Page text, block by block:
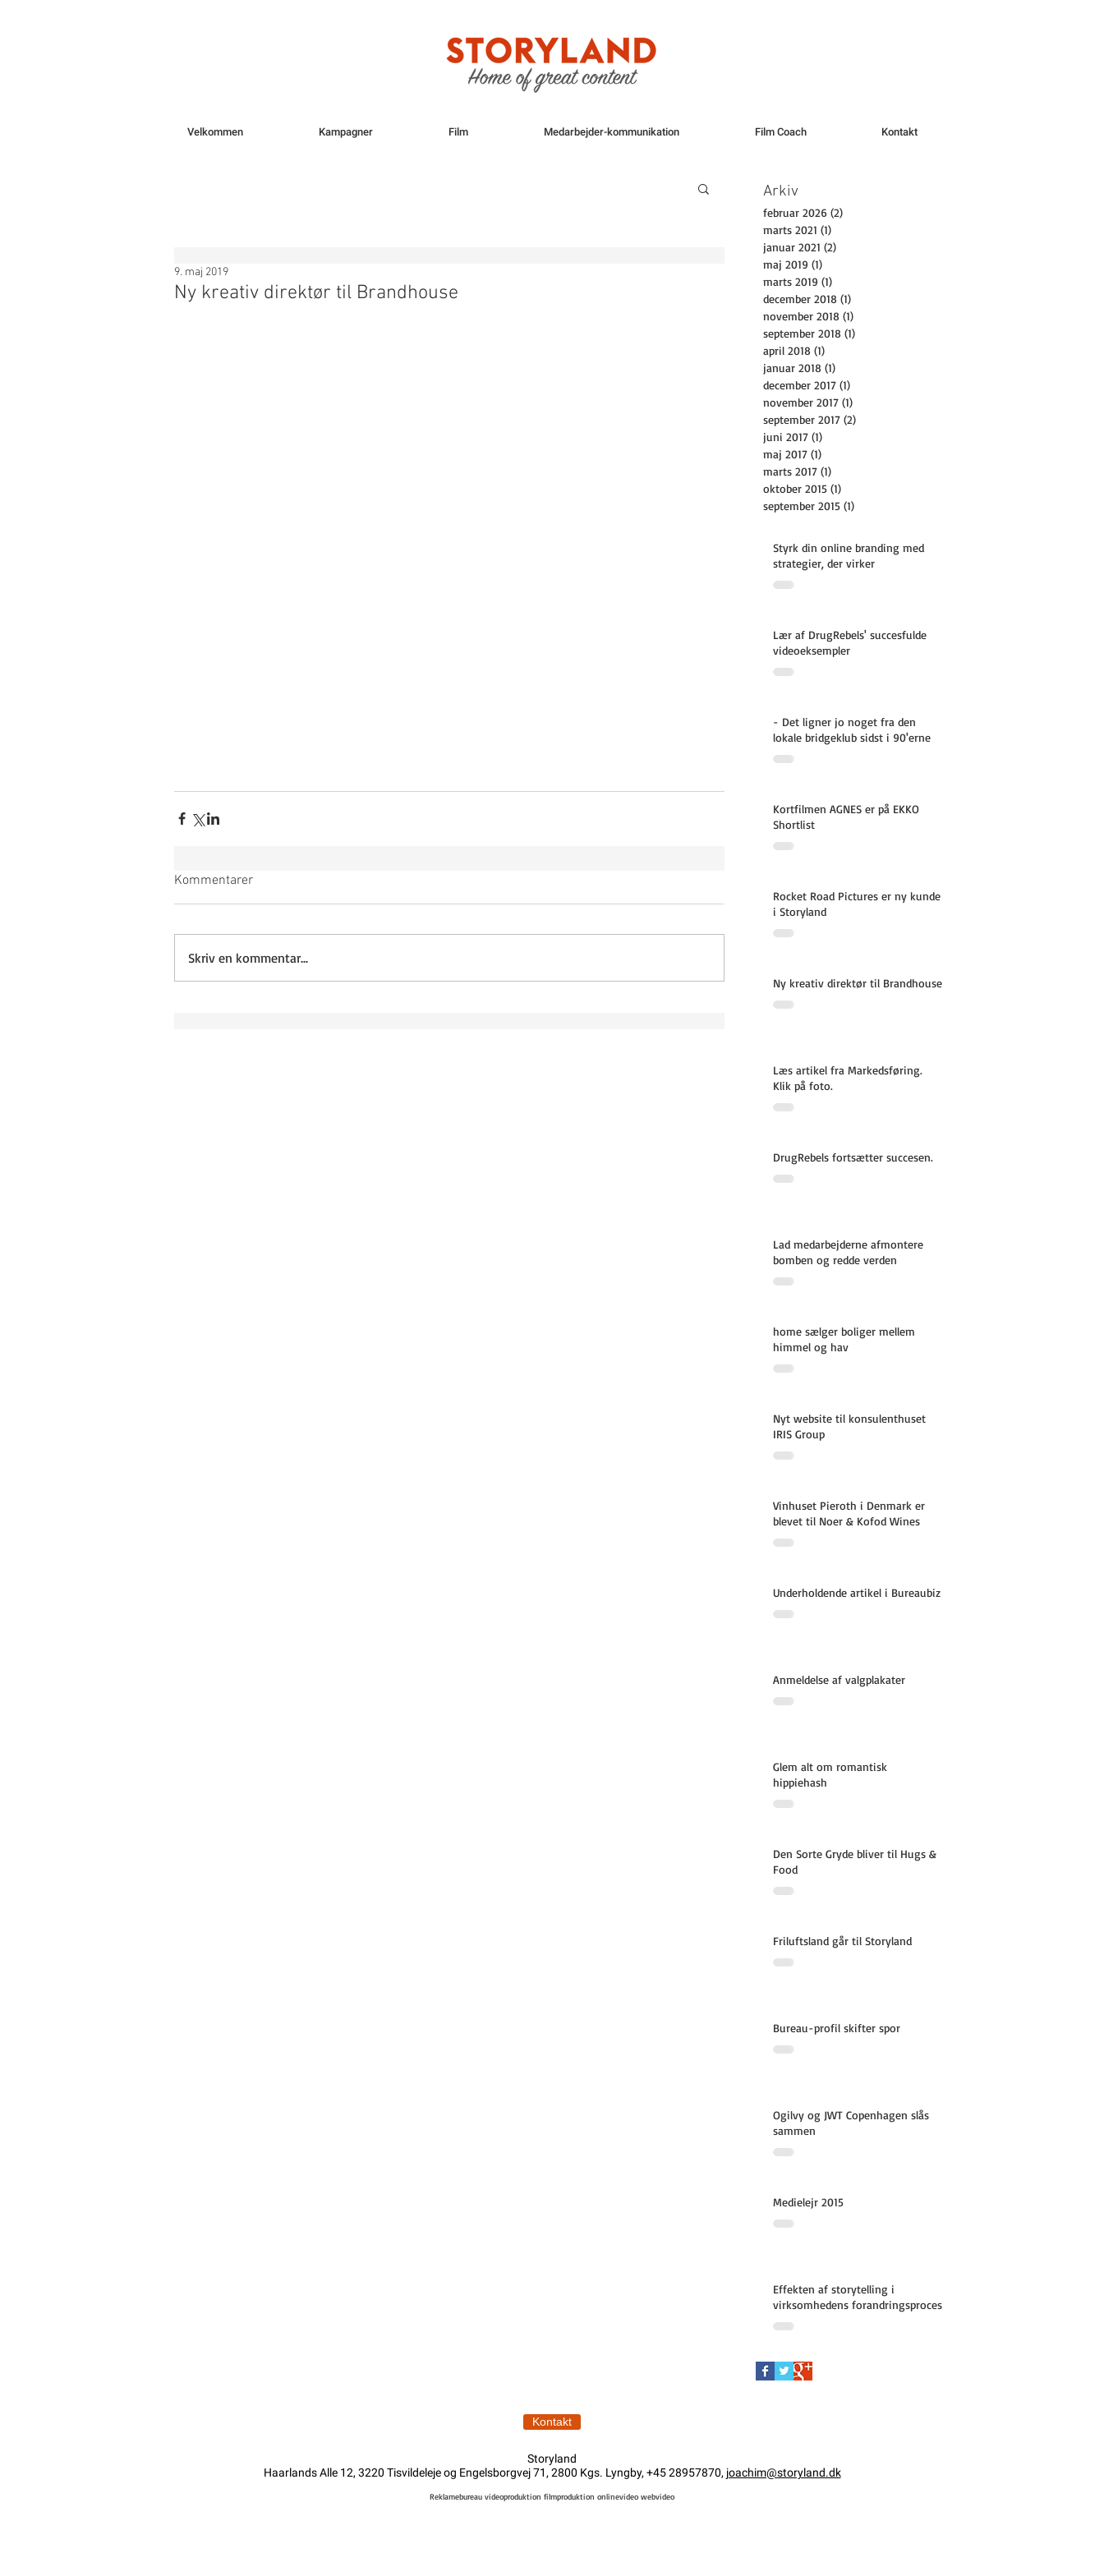
Velkommen Kampagner Film Medarbejder-kommunikation Film Coach Kontakt
Ny kreativ direktør til Brandhouse
9. maj 2019
Kommentarer
Skriv en kommentar...
Arkiv
februar 2026 (2)
marts 2021 (1)
januar 2021 (2)
maj 2019 (1)
marts 2019 (1)
december 2018 (1)
november 2018 (1)
september 2018 (1)
april 2018 (1)
januar 2018 (1)
december 2017 (1)
november 2017 (1)
september 2017 (2)
juni 2017 (1)
maj 2017 (1)
marts 2017 (1)
oktober 2015 (1)
september 2015 (1)
Styrk din online branding med
strategier, der virker
Lær af DrugRebels' succesfulde
videoeksempler
- Det ligner jo noget fra den
lokale bridgeklub sidst i 90'erne
Kortfilmen AGNES er på EKKO
Shortlist
Rocket Road Pictures er ny kunde
i Storyland
Ny kreativ direktør til Brandhouse
Læs artikel fra Markedsføring.
Klik på foto.
DrugRebels fortsætter succesen.
Lad medarbejderne afmontere
bomben og redde verden
home sælger boliger mellem
himmel og hav
Nyt website til konsulenthuset
IRIS Group
Vinhuset Pieroth i Denmark er
blevet til Noer & Kofod Wines
Underholdende artikel i Bureaubiz
Anmeldelse af valgplakater
Glem alt om romantisk
hippiehash
Den Sorte Gryde bliver til Hugs &
Food
Friluftsland går til Storyland
Bureau-profil skifter spor
Ogilvy og JWT Copenhagen slås
sammen
Medielejr 2015
Effekten af ​​storytelling i
virksomhedens forandringsproces
Kontakt
Storyland
Haarlands Alle 12, 3220 Tisvildeleje og Engelsborgvej 71, 2800 Kgs. Lyngby, +45 28957870, joachim@storyland.dk
Reklamebureau videoproduktion filmproduktion onlinevideo webvideo